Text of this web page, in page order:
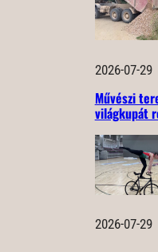
2026-07-29
Művészi
világkupát
2026-07-29